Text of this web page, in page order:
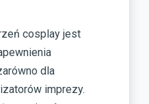
cosplay jest
dla
imprezy.